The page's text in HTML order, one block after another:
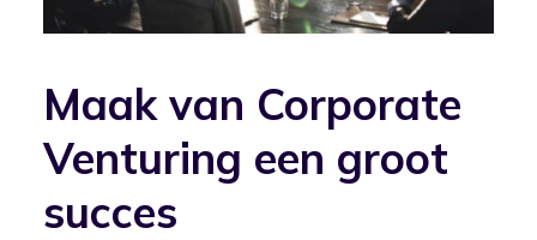
Maak van Corporate
Venturing een groot
succes